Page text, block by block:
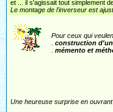
et ... il s'agissait tout simplement
Le montage de l'inverseur est
Pour ceux qui
construction
mémento et
Une heureuse surprise en